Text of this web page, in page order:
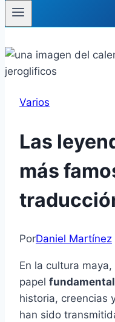
Varios
Las
más
PorDaniel Martínez
En la cultura
papel fundamental
historia, creencias
han sido